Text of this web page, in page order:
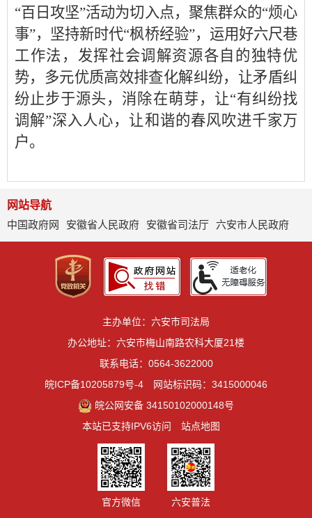
“百日攻坚”活动为切入点，聚焦群众的“烦心
事”，坚持新时代“枫桥经验”，运用好六尺巷
工作法，发挥社会调解资源各自的独特优
势，多元优质高效排查化解纠纷，让矛盾纠
纷止步于源头，消除在萌芽，让“有纠纷找
调解”深入人心，让和谐的春风吹进千家万
户。
网站导航
中国政府网
安徽省人民政府 安徽省司法厅 六安市人民政府
主办单位：六安市司法局
办公地址：六安市梅山南路农科大厦21楼
联系电话：0564-3622000
皖ICP备10205879号-4
网站标识码：3415000046
皖公网安备 34150102000148号
本站已支持IPV6访问
站点地图
官方微信 六安普法